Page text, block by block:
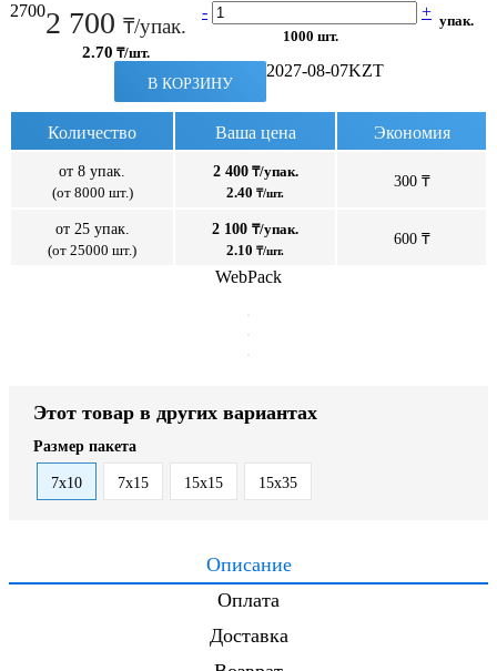
27002 700 ₸/упак.
2.70 ₸/шт.
- +
1000 шт.
упак.
В КОРЗИНУ
2027-08-07KZT
Количество Ваша цена Экономия
от 8 упак.
(от 8000 шт.)
2 400₸/упак.
2.40 ₸/шт.
300 ₸
от 25 упак.
(от 25000 шт.)
2 100 ₸/упак.
2.10 ₸/шт.
600 ₸
WebPack
Этот товар в других вариантах
Размер пакета
7x10 7x15 15x15 15x35
Описание
Оплата
Доставка